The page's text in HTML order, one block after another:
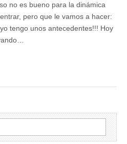
no es bueno para la dinámica
pero que le vamos a hacer:
tengo unos antecedentes!!! Hoy